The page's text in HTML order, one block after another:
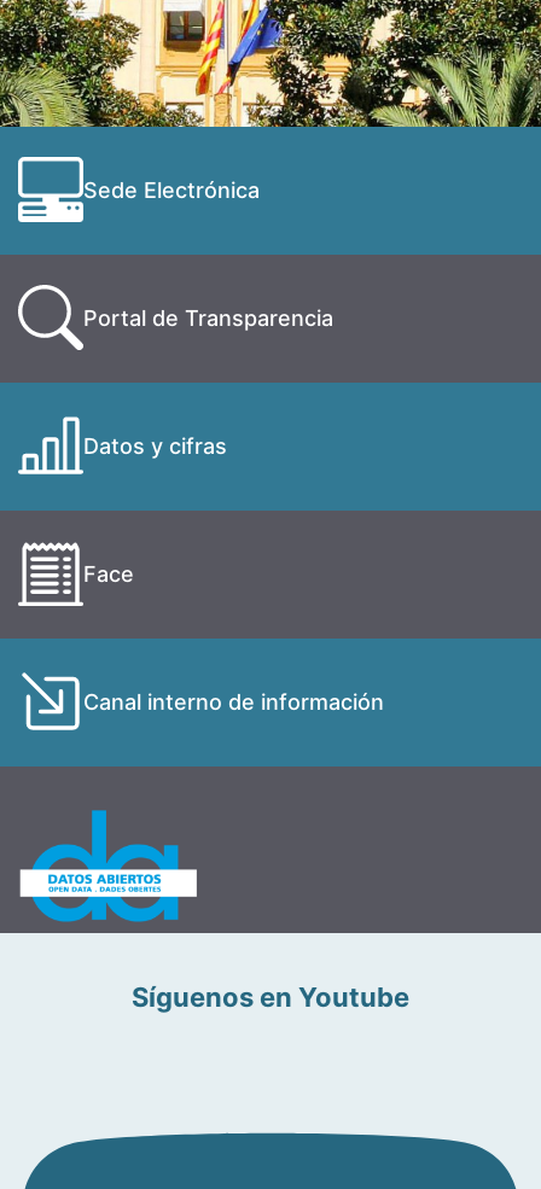
Sede Electrónica
Portal de Transparencia
Datos y cifras
Face
Canal interno de información
Síguenos en Youtube